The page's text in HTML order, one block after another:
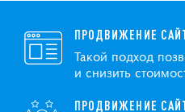
ПРОДВИЖЕНИЕ
Такой подход
и снизить
ПРОДВИЖЕНИЕ